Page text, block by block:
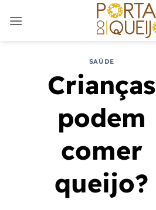
SAÚDE
Crianças
podem
comer
queijo?